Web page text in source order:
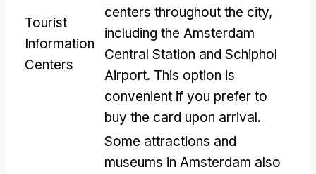
Tourist
Information
Centers
centers throughout the city,
including the Amsterdam
Central Station and Schiphol
Airport. This option is
convenient if you prefer to
buy the card upon arrival.
Some attractions and
museums in Amsterdam also